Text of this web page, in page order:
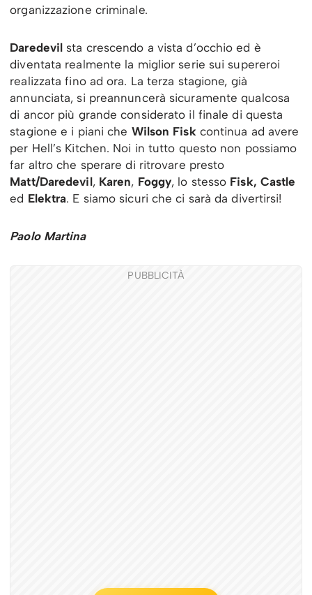
organizzazione criminale.
Daredevil sta crescendo a vista d’occhio ed è
diventata realmente la miglior serie sui supereroi
realizzata fino ad ora. La terza stagione, già
annunciata, si preannuncerà sicuramente qualcosa
di ancor più grande considerato il finale di questa
stagione e i piani che Wilson Fisk continua ad avere
per Hell’s Kitchen. Noi in tutto questo non possiamo
far altro che sperare di ritrovare presto
Matt/Daredevil,Karen, Foggy, lo stesso Fisk, Castle
ed Elektra. E siamo sicuri che ci sarà da divertirsi!
Paolo Martina
PUBBLICITÀ